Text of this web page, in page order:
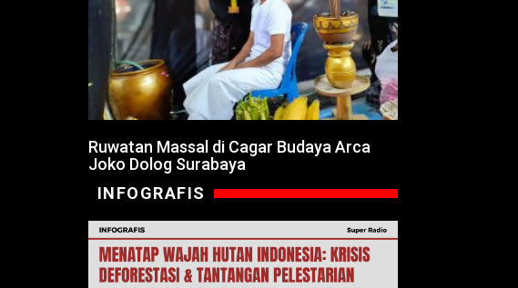
Ruwatan Massal di Cagar Budaya Arca
Joko Dolog Surabaya
INFOGRAFIS